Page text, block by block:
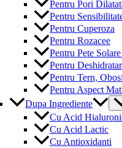
Pentru Pori
Pentru
Pentru Cuperoza
Pentru Rozacee
Pentru Pete
Pentru
Pentru Tern,
Pentru Aspect
Dupa Ingrediente
Cu Acid
Cu Acid Lactic
Cu Antioxidanti